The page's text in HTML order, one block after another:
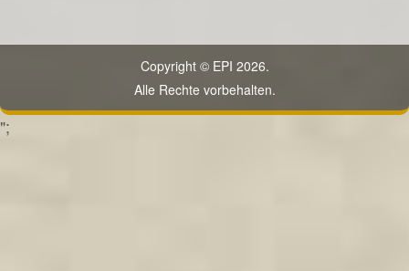
Copyright © EPI 2026.
Alle Rechte vorbehalten.
";